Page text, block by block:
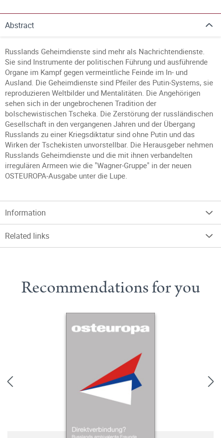
Abstract
Russlands Geheimdienste sind mehr als Nachrichtendienste.
Sie sind Instrumente der politischen Führung und ausführende
Organe im Kampf gegen vermeintliche Feinde im In- und
Ausland. Die Geheimdienste sind Pfeiler des Putin-Systems, sie
reproduzieren Weltbilder und Mentalitäten. Die Angehörigen
sehen sich in der ungebrochenen Tradition der
bolschewistischen Tscheka. Die Zerstörung der russländischen
Gesellschaft in den vergangenen Jahren und der Übergang
Russlands zu einer Kriegsdiktatur sind ohne Putin und das
Wirken der Tschekisten unvorstellbar. Die Herausgeber nehmen
Russlands Geheimdienste und die mit ihnen verbandelten
irregulären Armeen wie die "Wagner-Gruppe" in der neuen
OSTEUROPA-Ausgabe unter die Lupe.
Information
Related links
Recommendations for you